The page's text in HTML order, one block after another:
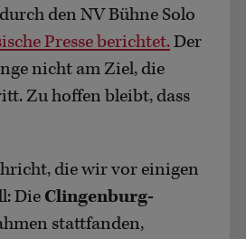
den NV Bühne Solo
Presse berichtet.Der
nicht am Ziel, die
Zu hoffen bleibt, dass
die wir vor einigen
Die Clingenburg-
stattfanden,